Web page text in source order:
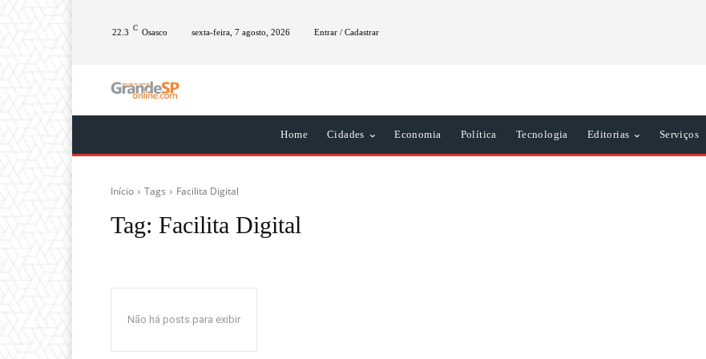
22.3 C Osasco sexta-feira, 7 agosto, 2026 Entrar / Cadastrar
Home Cidades Economia Política Tecnologia Editorias Serviços
Início Tags Facilita Digital
Tag: Facilita Digital
Não há posts para exibir